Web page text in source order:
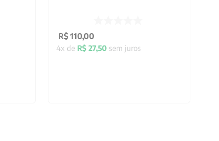
R$ 110,00
4x de R$ 27,50sem juros